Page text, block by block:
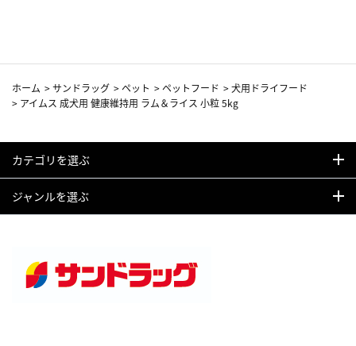
ホーム >サンドラッグ >ペット >ペットフード >犬用ドライフード
> アイムス 成犬用 健康維持用 ラム＆ライス 小粒 5kg
カテゴリを選ぶ
ジャンルを選ぶ